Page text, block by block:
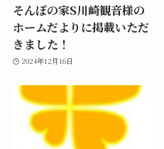
そんぽの家S川崎観音様の
ホームだよりに掲載いただ
きました！
2024年12月16日